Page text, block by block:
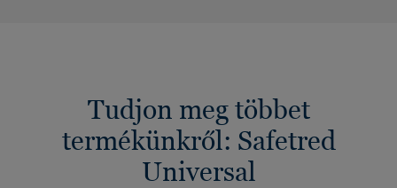
Tudjon meg többet
termékünkről: Safetred
Universal